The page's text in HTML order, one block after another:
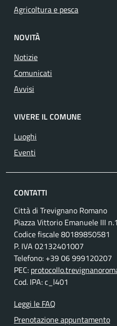
Agricoltura e pesca
NOVITÀ
Notizie
Comunicati
Avvisi
VIVERE IL COMUNE
Luoghi
Eventi
CONTATTI
Città di Trevignano Romano
Piazza Vittorio Emanuele III
Codice fiscale 80189850581
P. IVA 02132401007
Telefono: +39 06 999120207
PEC:
Cod. IPA: c_l401
Leggi le FAQ
Prenotazione appuntamento